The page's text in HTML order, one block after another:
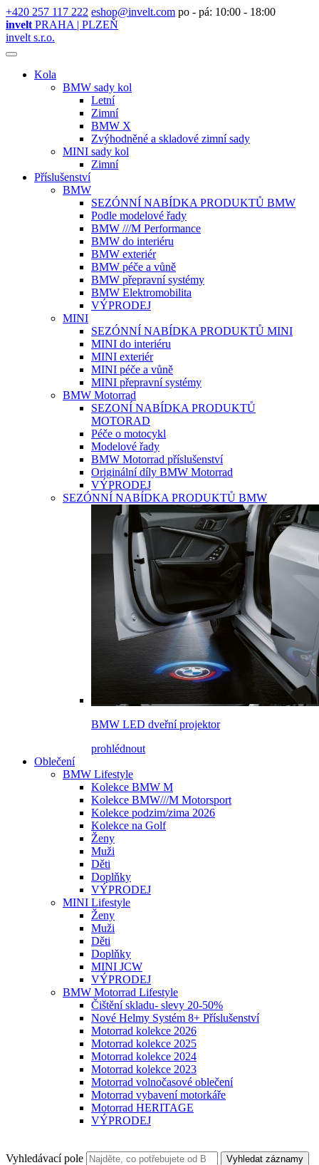
+420 257 117 222 eshop@invelt.com po - pá: 10:00 - 18:00
invelt PRAHA | PLZEŇ
invelt s.r.o.
Kola
BMW sady kol
Letní
Zimní
BMW X
Zvýhodněné a skladové zimní sady
MINI sady kol
Zimní
Příslušenství
BMW
SEZÓNNÍ NABÍDKA PRODUKTŮ BMW
Podle modelové řady
BMW ///M Performance
BMW do interiéru
BMW exteriér
BMW péče a vůně
BMW přepravní systémy
BMW Elektromobilita
VÝPRODEJ
MINI
SEZÓNNÍ NABÍDKA PRODUKTŮ MINI
MINI do interiéru
MINI exteriér
MINI péče a vůně
MINI přepravní systémy
BMW Motorrad
SEZONÍ NABÍDKA PRODUKTŮ
MOTORAD
Péče o motocykl
Modelové řady
BMW Motorrad příslušenství
Originální díly BMW Motorrad
VÝPRODEJ
SEZÓNNÍ NABÍDKA PRODUKTŮ BMW
BMW LED dveřní projektor
prohlédnout
Oblečení
BMW Lifestyle
Kolekce BMW M
Kolekce BMW///M Motorsport
Kolekce podzim/zima 2026
Kolekce na Golf
Ženy
Muži
Děti
Doplňky
VÝPRODEJ
MINI Lifestyle
Ženy
Muži
Děti
Doplňky
MINI JCW
VÝPRODEJ
BMW Motorrad Lifestyle
Čištění skladu- slevy 20-50%
Nové Helmy Systém 8+ Příslušenství
Motorrad kolekce 2026
Motorrad kolekce 2025
Motorrad kolekce 2024
Motorrad kolekce 2023
Motorrad volnočasové oblečení
Motorrad vybavení motorkáře
Motorrad HERITAGE
VÝPRODEJ
Vyhledávací pole Vyhledat záznamy